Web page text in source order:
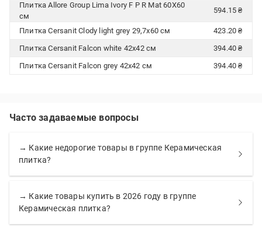
Плитка Allore Group Lima Ivory F P R Mat 60Х60
см
594.15 ₴
Плитка Cersanit Clody light grey 29,7x60 см
423.20 ₴
Плитка Cersanit Falcon white 42x42 см
394.40 ₴
Плитка Cersanit Falcon grey 42x42 см
394.40 ₴
Часто задаваемые вопросы
→ Какие недорогие товары в группе Керамическая
плитка?
→ Какие товары купить в 2026 году в группе
Керамическая плитка?